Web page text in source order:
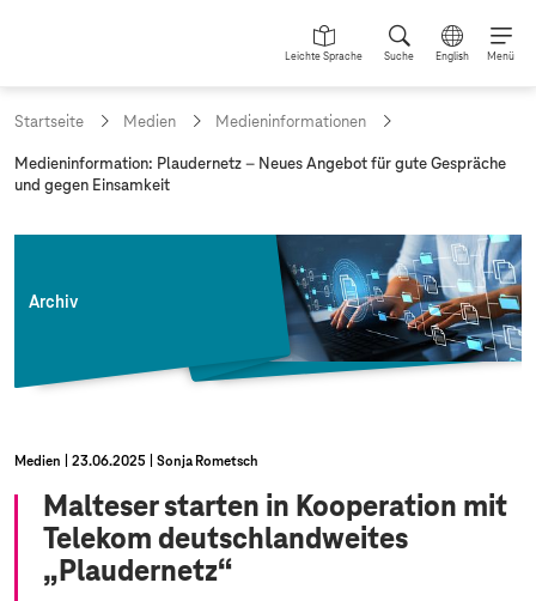
Leichte Sprache Suche English Menü
Startseite Medien Medieninformationen
a
k
Medieninformation: Plaudernetz – Neues Angebot für gute Gespräche
und gegen Einsamkeit
Archiv
Medien 23.06.2025 Sonja Rometsch
Malteser starten in Kooperation mit
Telekom deutschlandweites
„Plaudernetz“